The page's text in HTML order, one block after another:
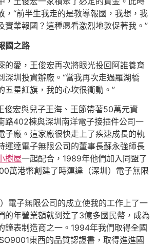
，“前半生我走的是教導報國，我想，我
實業報國？這種愿看激烈地敦促著我。”
國之路
的愛，王俊宏再次將眼光投回阿誰養育
深圳投資辦廠。“當我再次走過羅湖橋
五星紅旗，我的心坎很衝動。”
俊宏與兒子王海、王節帶著50萬元資
路402棟與深圳南洋電子接插件公司一
子廠。這家廠很快走上了疾速成長的軌
運達電子無限公司的董事長蘇永強師長
樹屋一起配合，1989年他們加入同盟了
萬港幣創建了時運達（深圳）電子無限
電子無限公司的成立使我的工作上了一
的年營業額就到達了3億多國民幣，成為
鐘表制造商之一。1994年我們取得全國
東西的品質認證書，取得進進國